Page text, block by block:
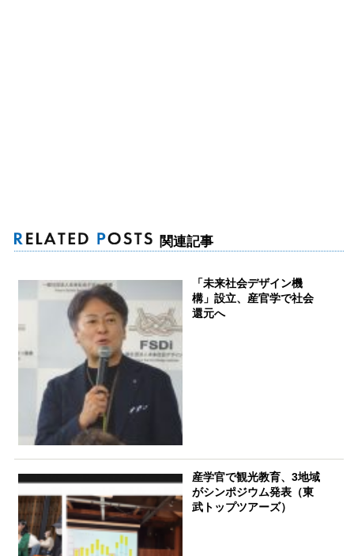
関連記事
「未来社会デザイン機
構」設立、産官学で社会
還元へ
産学官で観光教育、3地域
がシンポジウム発表（東
武トップツアーズ）